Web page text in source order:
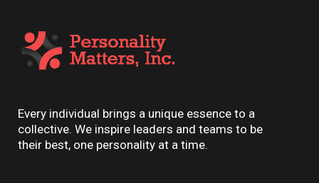
Every individual brings a unique essence to a
collective. We inspire leaders and teams to be
their best, one personality at a time.